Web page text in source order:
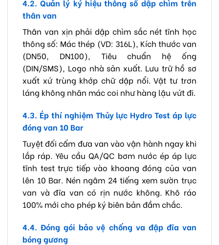
4.2. Quản lý ký hiệu thông số dập chìm trên
thân van
Thân van xịn phải dập chìm sắc nét tĩnh học
thông số: Mác thép (VD: 316L), Kích thước van
(DN50, DN100), Tiêu chuẩn hệ ống
(DIN/SMS), Logo nhà sản xuất. Lưu trữ hồ sơ
xuất xứ trùng khớp chữ dập nổi. Vật tư trơn
láng không nhãn mác coi như hàng lậu vứt đi.
4.3. Ép thí nghiệm Thủy lực Hydro Test áp lực
đóng van 10 Bar
Tuyệt đối cấm đưa van vào vận hành ngay khi
lắp ráp. Yêu cầu QA/QC bơm nước ép áp lực
tĩnh test trực tiếp vào khoang đóng của van
lên 10 Bar. Nén ngâm 24 tiếng xem sườn trục
van và đĩa van có rịn nước không. Khô ráo
100% mới cho phép ký biên bản đầm chắc.
4.4. Đóng gói bảo vệ chống va đập đĩa van
bóng gương